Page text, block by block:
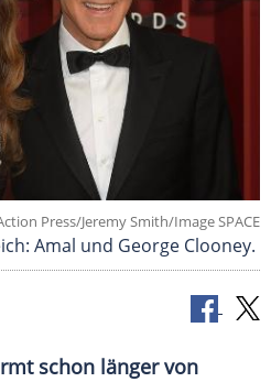
Press/Jeremy Smith/Image SPACE
Amal und George Clooney.
schon länger von